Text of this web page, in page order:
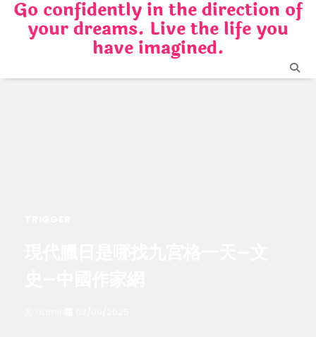
Skip
content
Go confidently in the direction of
your dreams. Live the life you
have imagined.